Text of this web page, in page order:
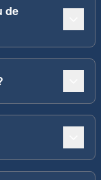
de